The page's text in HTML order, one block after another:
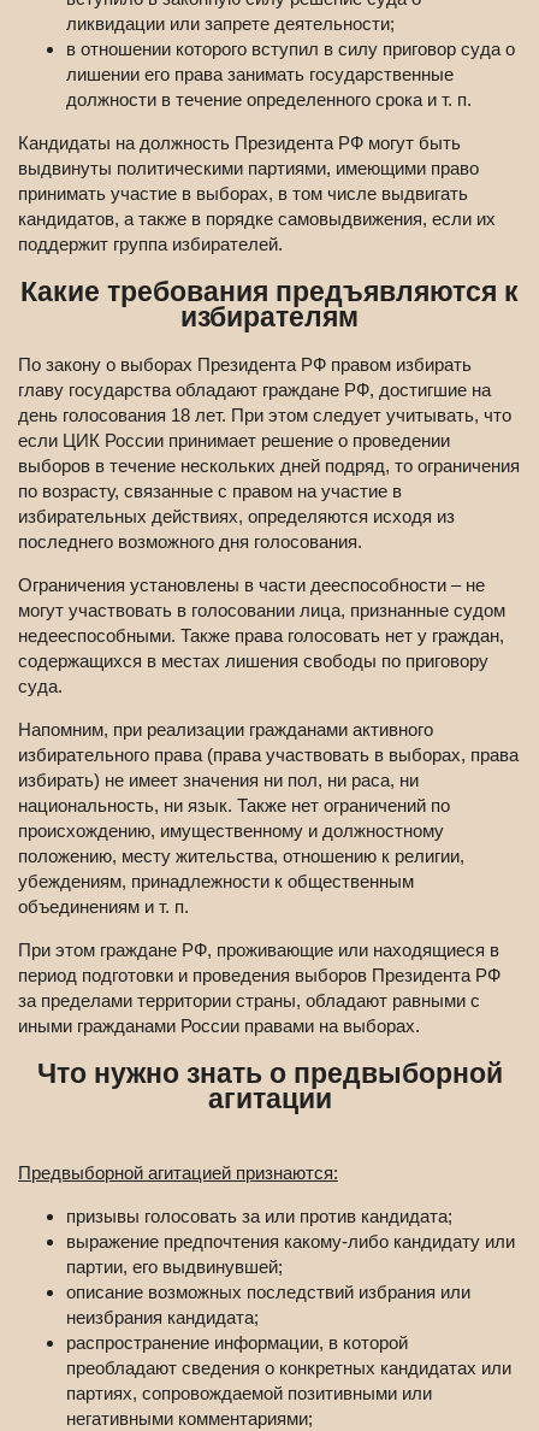
ликвидации или запрете деятельности;
в отношении которого вступил в силу приговор суда о
лишении его права занимать государственные
должности в течение определенного срока и т. п.
Кандидаты на должность Президента РФ могут быть
выдвинуты политическими партиями, имеющими право
принимать участие в выборах, в том числе выдвигать
кандидатов, а также в порядке самовыдвижения, если их
поддержит группа избирателей.
Какие требования предъявляются к
избирателям
По закону о выборах Президента РФ правом избирать
главу государства обладают граждане РФ, достигшие на
день голосования 18 лет. При этом следует учитывать, что
если ЦИК России принимает решение о проведении
выборов в течение нескольких дней подряд, то ограничения
по возрасту, связанные с правом на участие в
избирательных действиях, определяются исходя из
последнего возможного дня голосования.
Ограничения установлены в части дееспособности – не
могут участвовать в голосовании лица, признанные судом
недееспособными. Также права голосовать нет у граждан,
содержащихся в местах лишения свободы по приговору
суда.
Напомним, при реализации гражданами активного
избирательного права (права участвовать в выборах, права
избирать) не имеет значения ни пол, ни раса, ни
национальность, ни язык. Также нет ограничений по
происхождению, имущественному и должностному
положению, месту жительства, отношению к религии,
убеждениям, принадлежности к общественным
объединениям и т. п.
При этом граждане РФ, проживающие или находящиеся в
период подготовки и проведения выборов Президента РФ
за пределами территории страны, обладают равными с
иными гражданами России правами на выборах.
Что нужно знать о предвыборной
агитации
Предвыборной агитацией признаются:
призывы голосовать за или против кандидата;
выражение предпочтения какому-либо кандидату или
партии, его выдвинувшей;
описание возможных последствий избрания или
неизбрания кандидата;
распространение информации, в которой
преобладают сведения о конкретных кандидатах или
партиях, сопровождаемой позитивными или
негативными комментариями;